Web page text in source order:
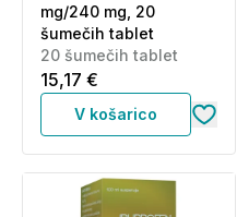
mg/240 mg, 20
šumečih tablet
20 šumečih tablet
15,17 €
V košarico